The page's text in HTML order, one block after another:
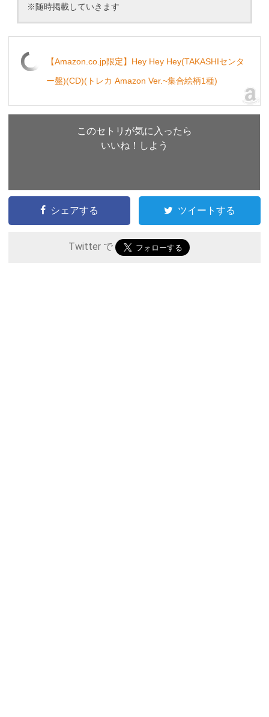
※随時掲載していきます
【Amazon.co.jp限定】Hey Hey Hey(TAKASHIセンタ
ー盤)(CD)(トレカ Amazon Ver.~集合絵柄1種)
このセトリが気に入ったら
いいね！しよう
シェアする ツイートする
Twitter で